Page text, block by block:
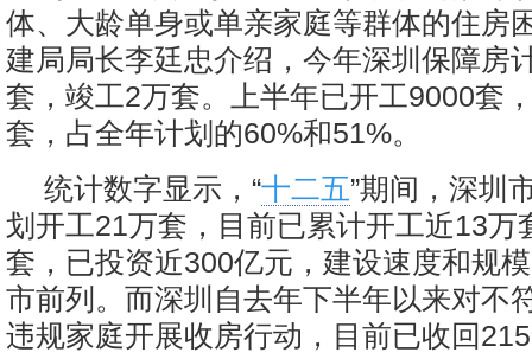
体、大龄单身或单亲家庭等群体的住房
建局局长李廷忠介绍，今年深圳保障房
套，竣工2万套。上半年已开工9000套
套，占全年计划的60%和51%。
统计数字显示，“十二五”期间，深圳
划开工21万套，目前已累计开工近13万
套，已投资近300亿元，建设速度和规
市前列。而深圳自去年下半年以来对不
违规家庭开展收房行动，目前已收回